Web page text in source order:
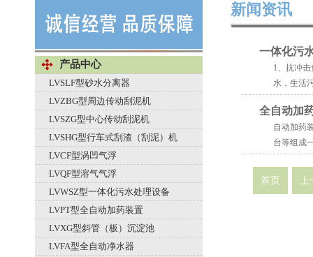
产品中心
LVSLF型砂水分离器
LVZBG型周边传动刮泥机
LVSZG型中心传动刮泥机
LVSHG型行车式刮渣（刮泥）机
LVCF型涡凹气浮
LVQF型溶气气浮
LVWSZ型一体化污水处理设备
LVPT型全自动加药装置
LVXG型斜管（板）沉淀池
LVFA型全自动净水器
新闻资讯
一体化污
1、抗冲
水，生活
全自动加
自动加药
台等组成
首页